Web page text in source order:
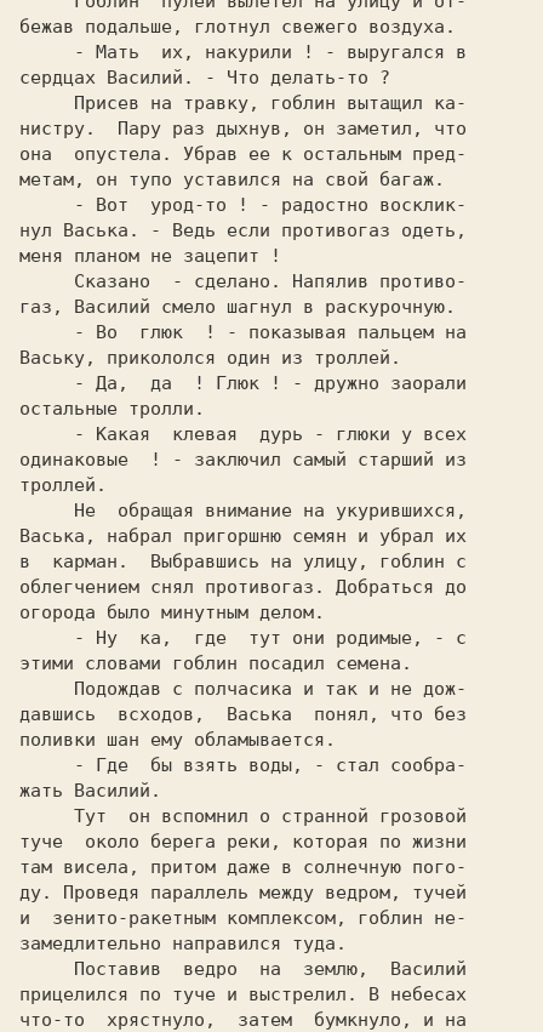
бежав подальше, глотнул свежего воздуха.
сердцах Василий. - Что делать-то ?
нистру.  Пару раз дыхнув, он заметил, что
она  опустела. Убрав ее к остальным пред-
метам, он тупо уставился на свой багаж.
нул Васька. - Ведь если противогаз одеть,
меня планом не зацепит !
газ, Василий смело шагнул в раскурочную.
Ваську, прикололся один из троллей.
остальные тролли.
одинаковые  ! - заключил самый старший из
троллей.
Васька, набрал пригоршню семян и убрал их
в  карман.  Выбравшись на улицу, гоблин с
облегчением снял противогаз. Добраться до
огорода было минутным делом.
этими словами гоблин посадил семена.
давшись  всходов,  Васька  понял, что без
поливки шан ему обламывается.
жать Василий.
туче  около берега реки, которая по жизни
там висела, притом даже в солнечную пого-
ду. Проведя параллель между ведром, тучей
и  зенито-ракетным комплексом, гоблин не-
замедлительно направился туда.
прицелился по туче и выстрелил. В небесах
что-то  хрястнуло,  затем  бумкнуло, и на